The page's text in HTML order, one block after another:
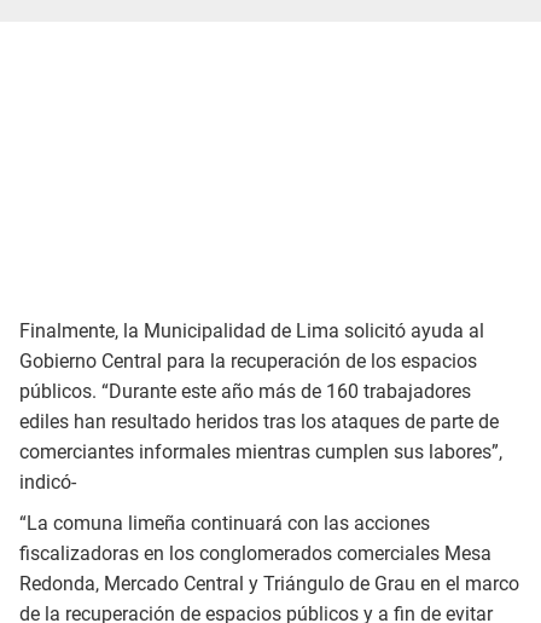
Finalmente, la Municipalidad de Lima solicitó ayuda al
Gobierno Central para la recuperación de los espacios
públicos. “Durante este año más de 160 trabajadores
ediles han resultado heridos tras los ataques de parte de
comerciantes informales mientras cumplen sus labores”,
indicó-
“La comuna limeña continuará con las acciones
fiscalizadoras en los conglomerados comerciales Mesa
Redonda, Mercado Central y Triángulo de Grau en el marco
de la recuperación de espacios públicos y a fin de evitar